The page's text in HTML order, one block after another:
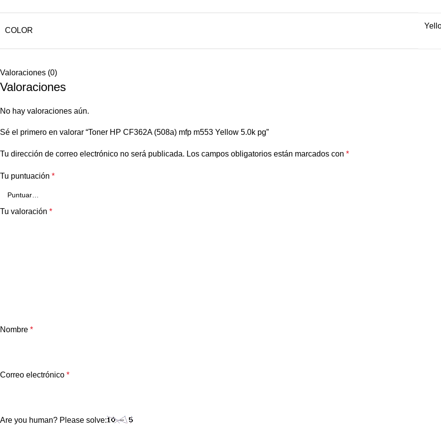
COLOR
Valoraciones (0)
Valoraciones
No hay valoraciones aún.
Sé el primero en valorar “Toner HP CF362A (508a) mfp m553 Yellow 5.0k pg”
Tu dirección de correo electrónico no será publicada. Los campos obligatorios están marcados con *
Tu puntuación *
Tu valoración *
Nombre *
Correo electrónico *
Are you human? Please solve: